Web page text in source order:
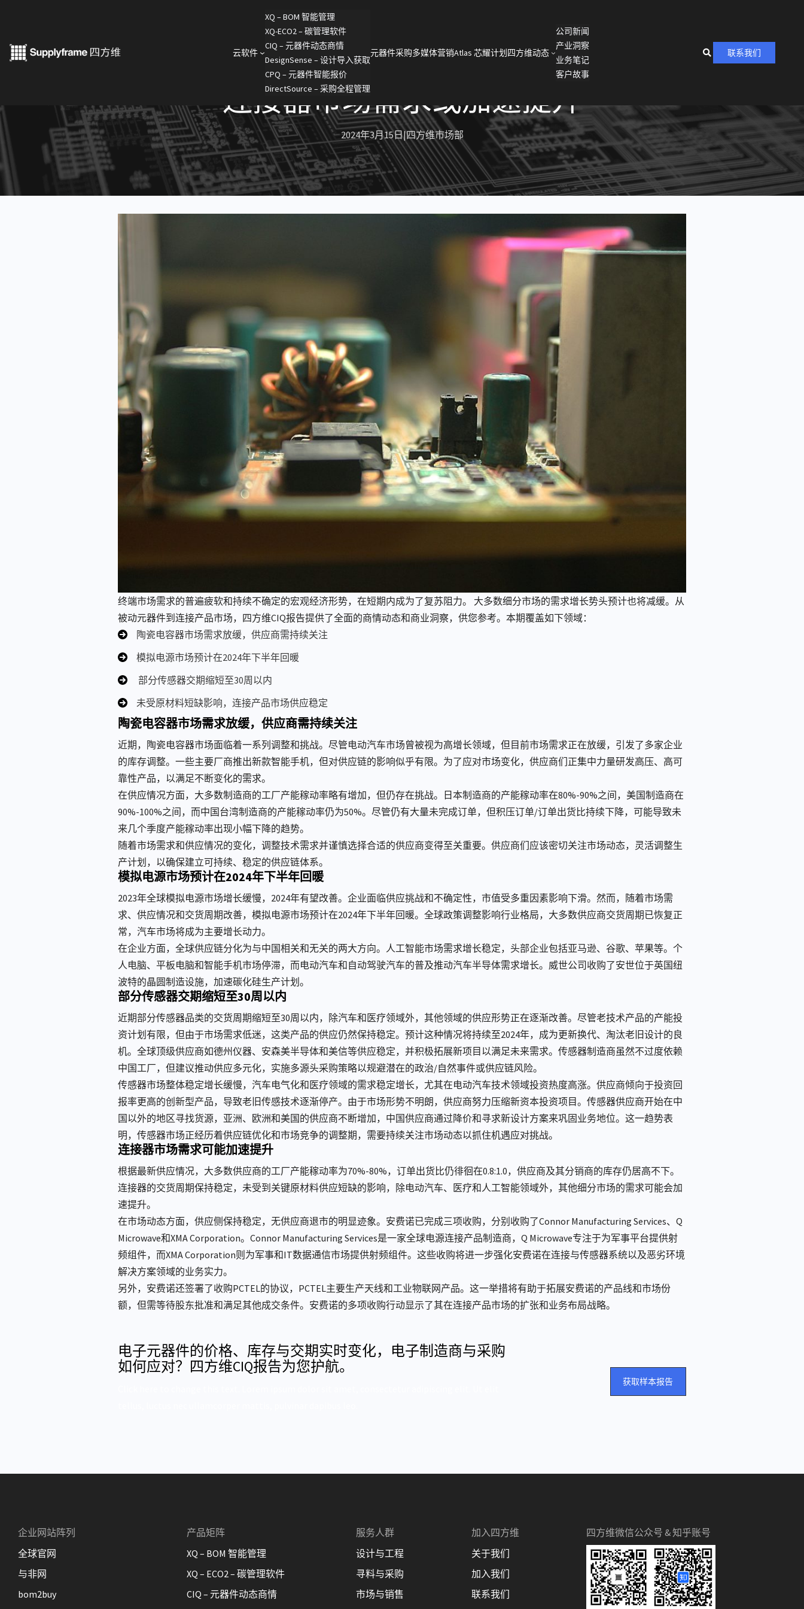
云软件
XQ – BOM 智能管理
XQ-ECO2 – 碳管理软件
CIQ – 元器件动态商情
DesignSense – 设计导入获取
CPQ – 元器件智能报价
DirectSource – 采购全程管理
元器件采购多媒体营销Atlas 芯耀计划四方维动态
公司新闻
产业洞察
业务笔记
客户故事
联系我们
< 产业洞察
连接器市场需求或加速提升
2024年3月15日|四方维市场部
终端市场需求的普遍疲软和持续不确定的宏观经济形势，在短期内成为了复苏阻力。 大多数细分市场的需求增长势头预计也将减缓。从
被动元器件到连接产品市场，四方维CIQ报告提供了全面的商情动态和商业洞察，供您参考。本期覆盖如下领域：
陶瓷电容器市场需求放缓，供应商需持续关注
模拟电源市场预计在2024年下半年回暖
部分传感器交期缩短至30周以内
未受原材料短缺影响，连接产品市场供应稳定
陶瓷电容器市场需求放缓，供应商需持续关注
近期，陶瓷电容器市场面临着一系列调整和挑战。尽管电动汽车市场曾被视为高增长领域，但目前市场需求正在放缓，引发了多家企业
的库存调整。一些主要厂商推出新款智能手机，但对供应链的影响似乎有限。为了应对市场变化，供应商们正集中力量研发高压、高可
靠性产品，以满足不断变化的需求。
在供应情况方面，大多数制造商的工厂产能稼动率略有增加，但仍存在挑战。日本制造商的产能稼动率在80%-90%之间，美国制造商在
90%-100%之间，而中国台湾制造商的产能稼动率仍为50%。尽管仍有大量未完成订单，但积压订单/订单出货比持续下降，可能导致未
来几个季度产能稼动率出现小幅下降的趋势。
随着市场需求和供应情况的变化，调整技术需求并谨慎选择合适的供应商变得至关重要。供应商们应该密切关注市场动态，灵活调整生
产计划，以确保建立可持续、稳定的供应链体系。
模拟电源市场预计在2024年下半年回暖
2023年全球模拟电源市场增长缓慢，2024年有望改善。企业面临供应挑战和不确定性，市值受多重因素影响下滑。然而，随着市场需
求、供应情况和交货周期改善，模拟电源市场预计在2024年下半年回暖。全球政策调整影响行业格局，大多数供应商交货周期已恢复正
常，汽车市场将成为主要增长动力。
在企业方面，全球供应链分化为与中国相关和无关的两大方向。人工智能市场需求增长稳定，头部企业包括亚马逊、谷歌、苹果等。个
人电脑、平板电脑和智能手机市场停滞，而电动汽车和自动驾驶汽车的普及推动汽车半导体需求增长。威世公司收购了安世位于英国纽
波特的晶圆制造设施，加速碳化硅生产计划。
部分传感器交期缩短至30周以内
近期部分传感器品类的交货周期缩短至30周以内，除汽车和医疗领域外，其他领域的供应形势正在逐渐改善。尽管老技术产品的产能投
资计划有限，但由于市场需求低迷，这类产品的供应仍然保持稳定。预计这种情况将持续至2024年，成为更新换代、淘汰老旧设计的良
机。全球顶级供应商如德州仪器、安森美半导体和美信等供应稳定，并积极拓展新项目以满足未来需求。传感器制造商虽然不过度依赖
中国工厂，但建议推动供应多元化，实施多源头采购策略以规避潜在的政治/自然事件或供应链风险。
传感器市场整体稳定增长缓慢，汽车电气化和医疗领域的需求稳定增长，尤其在电动汽车技术领域投资热度高涨。供应商倾向于投资回
报率更高的创新型产品，导致老旧传感技术逐渐停产。由于市场形势不明朗，供应商努力压缩新资本投资项目。传感器供应商开始在中
国以外的地区寻找货源，亚洲、欧洲和美国的供应商不断增加，中国供应商通过降价和寻求新设计方案来巩固业务地位。这一趋势表
明，传感器市场正经历着供应链优化和市场竞争的调整期，需要持续关注市场动态以抓住机遇应对挑战。
连接器市场需求可能加速提升
根据最新供应情况，大多数供应商的工厂产能稼动率为70%-80%，订单出货比仍徘徊在0.8:1.0，供应商及其分销商的库存仍居高不下。
连接器的交货周期保持稳定，未受到关键原材料供应短缺的影响，除电动汽车、医疗和人工智能领域外，其他细分市场的需求可能会加
速提升。
在市场动态方面，供应侧保持稳定，无供应商退市的明显迹象。安费诺已完成三项收购，分别收购了Connor Manufacturing Services、Q
Microwave和XMA Corporation。Connor Manufacturing Services是一家全球电源连接产品制造商，Q Microwave专注于为军事平台提供射
频组件，而XMA Corporation则为军事和IT数据通信市场提供射频组件。这些收购将进一步强化安费诺在连接与传感器系统以及恶劣环境
解决方案领域的业务实力。
另外，安费诺还签署了收购PCTEL的协议，PCTEL主要生产天线和工业物联网产品。这一举措将有助于拓展安费诺的产品线和市场份
额，但需等待股东批准和满足其他成交条件。安费诺的多项收购行动显示了其在连接产品市场的扩张和业务布局战略。
电子元器件的价格、库存与交期实时变化，电子制造商与采购
如何应对？四方维CIQ报告为您护航。
获取样本报告
企业网站阵列
全球官网
与非网
bom2buy
产品矩阵
XQ – BOM 智能管理
XQ – ECO2 – 碳管理软件
CIQ – 元器件动态商情
服务人群
设计与工程
寻料与采购
市场与销售
加入四方维
关于我们
加入我们
联系我们
四方维微信公众号 & 知乎账号